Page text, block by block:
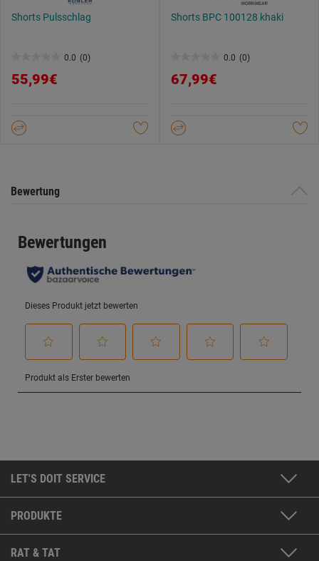
Shorts Pulsschlag
0.0 (0)
von
55,99€
Shorts BPC 100128 khaki
0.0 (0)
von
67,99€
Bewertung
LET'S DOIT SERVICE
PRODUKTE
RAT & TAT